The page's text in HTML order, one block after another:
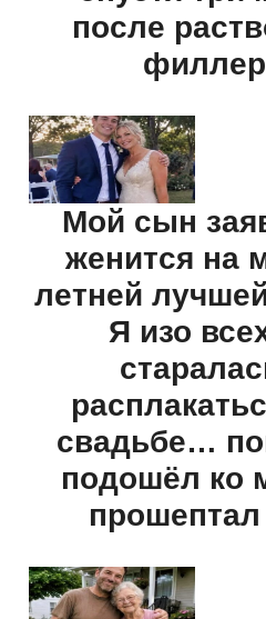
после
Мой сын
женится на
летней
Я изо
свадьбе…
подошёл ко
прошептал